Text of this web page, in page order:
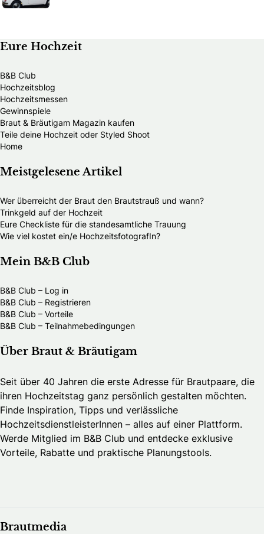
Eure Hochzeit
B&B Club
Hochzeitsblog
Hochzeitsmessen
Gewinnspiele
Braut & Bräutigam Magazin kaufen
Teile deine Hochzeit oder Styled Shoot
Home
Meistgelesene Artikel
Wer überreicht der Braut den Brautstrauß und wann?
Trinkgeld auf der Hochzeit
Eure Checkliste für die standesamtliche Trauung
Wie viel kostet ein/e HochzeitsfotografIn?
Mein B&B Club
B&B Club – Log in
B&B Club – Registrieren
B&B Club – Vorteile
B&B Club – Teilnahmebedingungen
Über Braut & Bräutigam
Seit über 40 Jahren die erste Adresse für Brautpaare, die
ihren Hochzeitstag ganz persönlich gestalten möchten.
Finde Inspiration, Tipps und verlässliche
HochzeitsdienstleisterInnen – alles auf einer Plattform.
Werde Mitglied im B&B Club und entdecke exklusive
Vorteile, Rabatte und praktische Planungstools.
Brautmedia